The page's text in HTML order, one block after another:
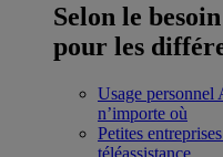
Selon le besoin
pour les
Usage personnel
n’importe où
Petites entreprises
téléassistance